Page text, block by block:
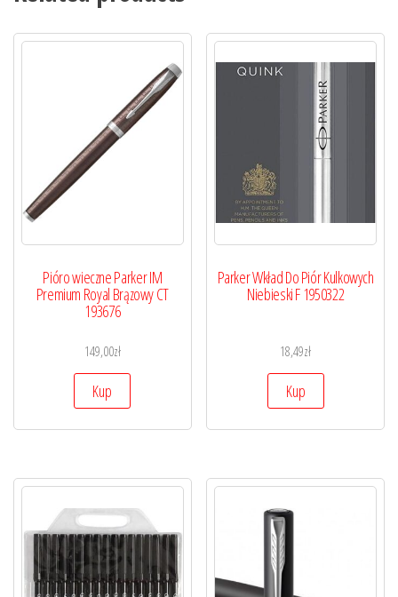
Pióro wieczne Parker IM
Premium Royal Brązowy CT
193676
149,00zł
Kup
Parker Wkład Do Piór Kulkowych
Niebieski F 1950322
18,49zł
Kup